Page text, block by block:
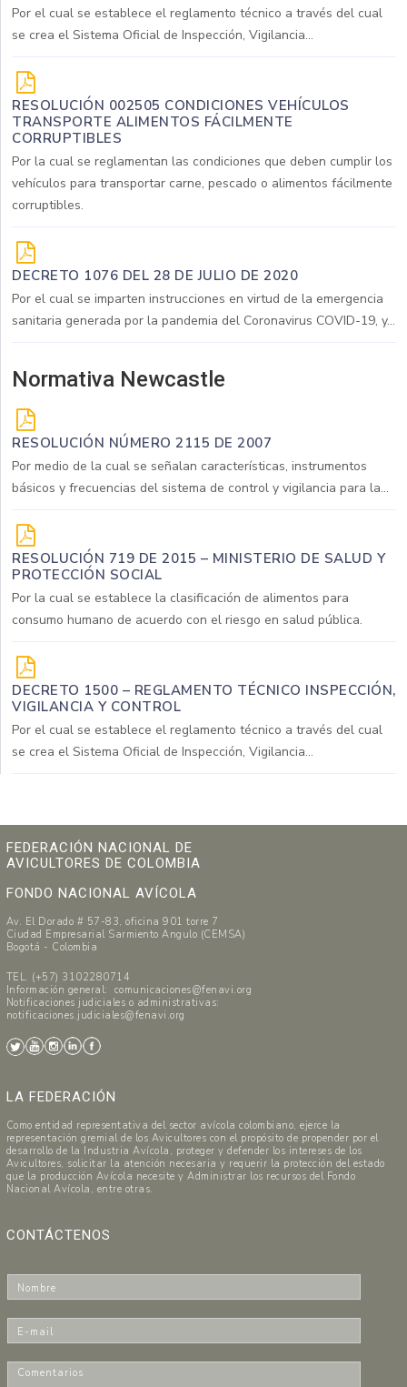
Por el cual se establece el reglamento técnico a través del cual
se crea el Sistema Oficial de Inspección, Vigilancia...
RESOLUCIÓN 002505 CONDICIONES VEHÍCULOS
TRANSPORTE ALIMENTOS FÁCILMENTE
CORRUPTIBLES
Por la cual se reglamentan las condiciones que deben cumplir los
vehículos para transportar carne, pescado o alimentos fácilmente
corruptibles.
DECRETO 1076 DEL 28 DE JULIO DE 2020
Por el cual se imparten instrucciones en virtud de la emergencia
sanitaria generada por la pandemia del Coronavirus COVID-19, y...
Normativa Newcastle
RESOLUCIÓN NÚMERO 2115 DE 2007
Por medio de la cual se señalan características, instrumentos
básicos y frecuencias del sistema de control y vigilancia para la...
RESOLUCIÓN 719 DE 2015 – MINISTERIO DE SALUD Y
PROTECCIÓN SOCIAL
Por la cual se establece la clasificación de alimentos para
consumo humano de acuerdo con el riesgo en salud pública.
DECRETO 1500 – REGLAMENTO TÉCNICO INSPECCIÓN,
VIGILANCIA Y CONTROL
Por el cual se establece el reglamento técnico a través del cual
se crea el Sistema Oficial de Inspección, Vigilancia...
FEDERACIÓN NACIONAL DE
AVICULTORES DE COLOMBIA
FONDO NACIONAL AVÍCOLA
Av. El Dorado # 57-83, oficina 901 torre 7
Ciudad Empresarial Sarmiento Angulo (CEMSA)
Bogotá - Colombia
TEL. (+57) 3102280714
Información general: comunicaciones@fenavi.org
Notificaciones judiciales o administrativas:
notificaciones.judiciales@fenavi.org
LA FEDERACIÓN
Como entidad representativa del sector avícola colombiano, ejerce la
representación gremial de los Avicultores con el propósito de propender por el
desarrollo de la Industria Avícola, proteger y defender los intereses de los
Avicultores, solicitar la atención necesaria y requerir la protección del estado
que la producción Avícola necesite y Administrar los recursos del Fondo
Nacional Avícola, entre otras.
CONTÁCTENOS
o
m
-
m